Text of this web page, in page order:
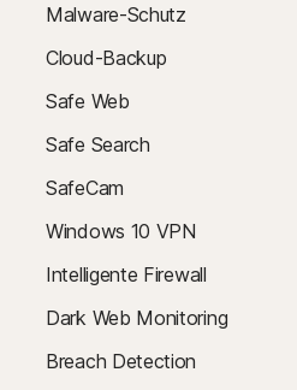
Malware-Schutz
Cloud-Backup
Safe Web
Safe Search
SafeCam
Windows 10 VPN
Intelligente Firewall
Dark Web Monitoring
Breach Detection